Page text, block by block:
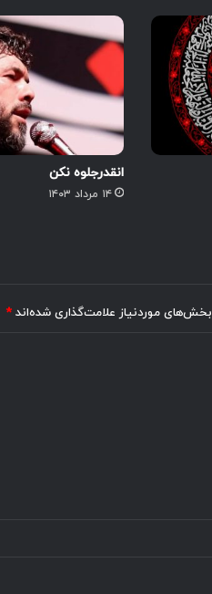
انقدرجلوه نکن
۱۴ مرداد ۱۴۰۳
بخش‌های موردنیاز علامت‌گذاری شده‌اند *